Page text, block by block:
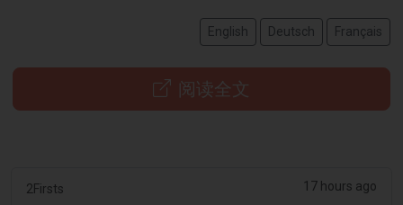
English Deutsch Français
阅读全文
2Firsts 17 hours ago